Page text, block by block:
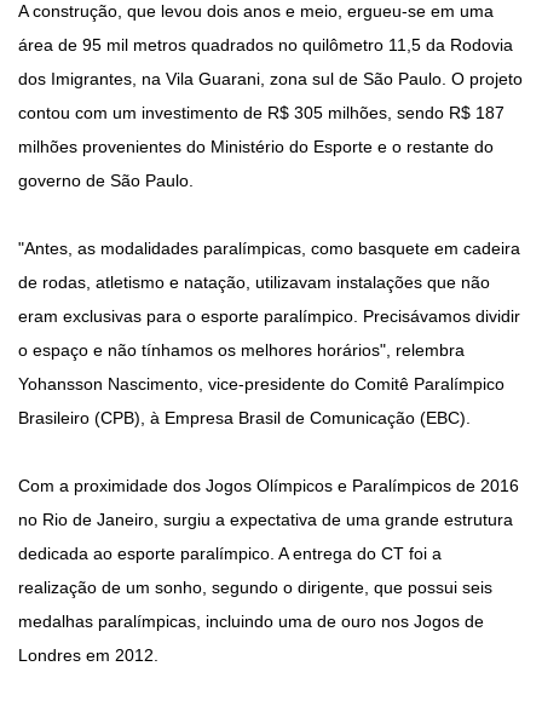
A construção, que levou dois anos e meio, ergueu-se em uma
área de 95 mil metros quadrados no quilômetro 11,5 da Rodovia
dos Imigrantes, na Vila Guarani, zona sul de São Paulo. O projeto
contou com um investimento de R$ 305 milhões, sendo R$ 187
milhões provenientes do Ministério do Esporte e o restante do
governo de São Paulo.
"Antes, as modalidades paralímpicas, como basquete em cadeira
de rodas, atletismo e natação, utilizavam instalações que não
eram exclusivas para o esporte paralímpico. Precisávamos dividir
o espaço e não tínhamos os melhores horários", relembra
Yohansson Nascimento, vice-presidente do Comitê Paralímpico
Brasileiro (CPB), à Empresa Brasil de Comunicação (EBC).
Com a proximidade dos Jogos Olímpicos e Paralímpicos de 2016
no Rio de Janeiro, surgiu a expectativa de uma grande estrutura
dedicada ao esporte paralímpico. A entrega do CT foi a
realização de um sonho, segundo o dirigente, que possui seis
medalhas paralímpicas, incluindo uma de ouro nos Jogos de
Londres em 2012.